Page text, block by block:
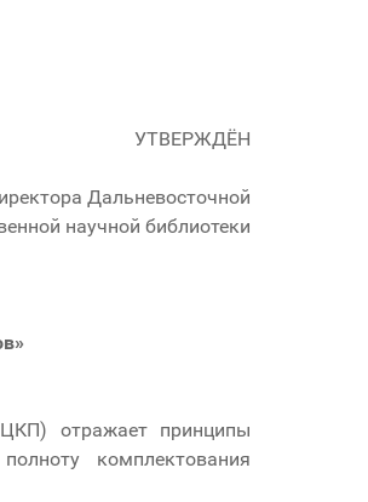
УТВЕРЖДЁН
Дальневосточной
научной библиотеки
отражает принципы
комплектования